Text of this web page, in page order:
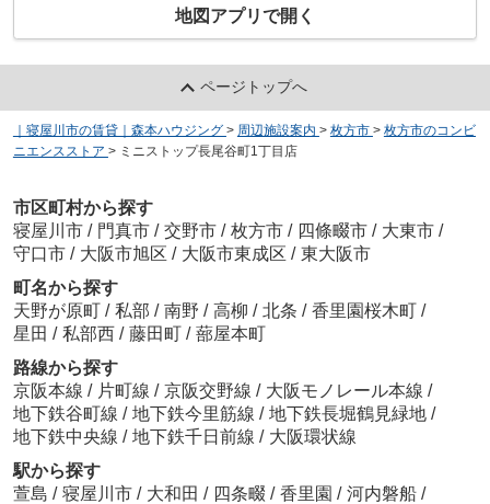
地図アプリで開く
ページトップへ
｜寝屋川市の賃貸｜森本ハウジング > 周辺施設案内 > 枚方市 > 枚方市のコンビ
ニエンスストア > ミニストップ長尾谷町1丁目店
市区町村から探す
寝屋川市 / 門真市 / 交野市 / 枚方市 / 四條畷市 / 大東市 /
守口市 / 大阪市旭区 / 大阪市東成区 / 東大阪市
町名から探す
天野が原町 / 私部 / 南野 / 高柳 / 北条 / 香里園桜木町 /
星田 / 私部西 / 藤田町 / 蔀屋本町
路線から探す
京阪本線 / 片町線 / 京阪交野線 / 大阪モノレール本線 /
地下鉄谷町線 / 地下鉄今里筋線 / 地下鉄長堀鶴見緑地 /
地下鉄中央線 / 地下鉄千日前線 / 大阪環状線
駅から探す
萱島 / 寝屋川市 / 大和田 / 四条畷 / 香里園 / 河内磐船 /